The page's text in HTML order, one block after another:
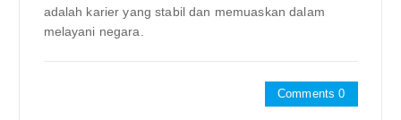
adalah karier yang stabil dan memuaskan dalam
melayani negara.
Comments 0